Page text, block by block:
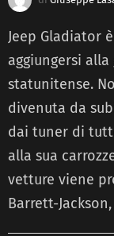
Jeep Gladiator
aggiungersi
statunitense.
divenuta da
dai tuner di
alla sua
vetture viene
Barrett-